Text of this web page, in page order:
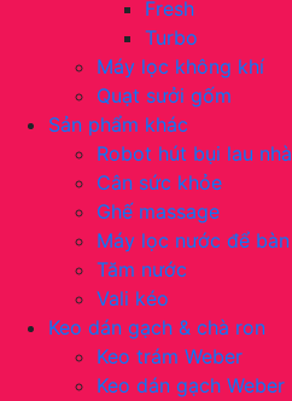
Fresh
Turbo
Máy lọc không khí
Quạt sưởi gốm
Sản phẩm khác
Robot hút bụi lau nhà
Cân sức khỏe
Ghế massage
Máy lọc nước để bàn
Tăm nước
Vali kéo
Keo dán gạch & chà ron
Keo trám Weber
Keo dán gạch Weber